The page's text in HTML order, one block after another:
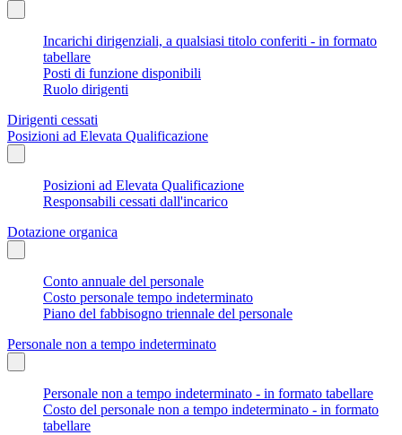
Incarichi dirigenziali, a qualsiasi titolo conferiti - in formato
tabellare
Posti di funzione disponibili
Ruolo dirigenti
Dirigenti cessati
Posizioni ad Elevata Qualificazione
Posizioni ad Elevata Qualificazione
Responsabili cessati dall'incarico
Dotazione organica
Conto annuale del personale
Costo personale tempo indeterminato
Piano del fabbisogno triennale del personale
Personale non a tempo indeterminato
Personale non a tempo indeterminato - in formato tabellare
Costo del personale non a tempo indeterminato - in formato
tabellare